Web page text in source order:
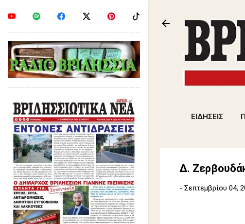
ΕΙΔΗΣΕΙΣ
Δ.
- Σεπτεμβρίου 04,